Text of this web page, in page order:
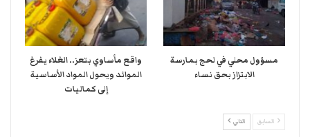
مسؤول محلي في لحج بمارسة
الابتزاز بحق نساء
واقع مأساوي بتعز.. الغلاء يفرغ
الموائد ويحول المواد الأساسية
إلى كماليات
السابق التالي